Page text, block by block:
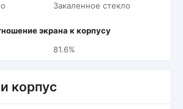
Закаленное стекло
экрана к корпусу
81.6%
корпус